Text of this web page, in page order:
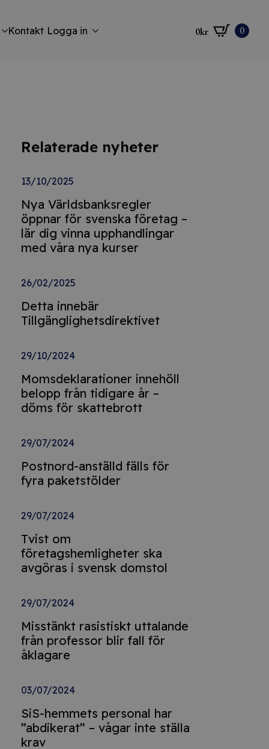
Kontakt Logga in 0kr 0
Relaterade nyheter
13/10/2025
Nya Världsbanksregler
öppnar för svenska företag –
lär dig vinna upphandlingar
med våra nya kurser
26/02/2025
Detta innebär
Tillgänglighetsdirektivet
29/10/2024
Momsdeklarationer innehöll
belopp från tidigare år –
döms för skattebrott
29/07/2024
Postnord-anställd fälls för
fyra paketstölder
29/07/2024
Tvist om
företagshemligheter ska
avgöras i svensk domstol
29/07/2024
Misstänkt rasistiskt uttalande
från professor blir fall för
åklagare
03/07/2024
SiS-hemmets personal har
”abdikerat” – vågar inte ställa
krav